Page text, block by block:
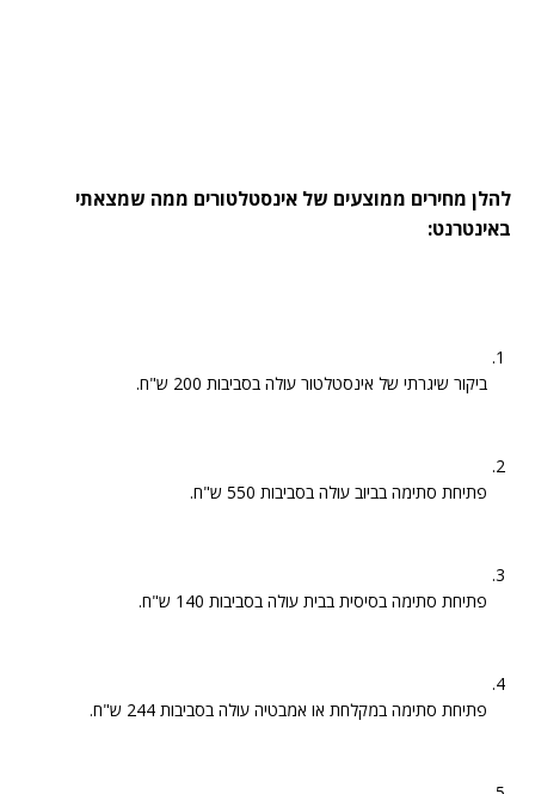
להלן מחירים ממוצעים של אינסטלטורים ממה שמצאתי
באינטרנט:
ביקור שיגרתי של אינסטלטור עולה בסביבות 200 ש"ח.
פתיחת סתימה בביוב עולה בסביבות 550 ש"ח.
פתיחת סתימה בסיסית בבית עולה בסביבות 140 ש"ח.
פתיחת סתימה במקלחת או אמבטיה עולה בסביבות 244 ש"ח.